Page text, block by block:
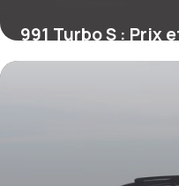
991 Turbo S : Prix
28 mai 2026